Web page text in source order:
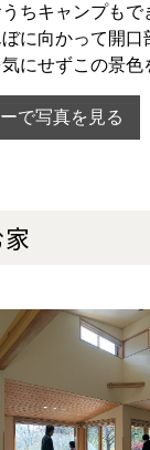
ちキャンプも
に向かって開
にせずこの景色
で写真を見る